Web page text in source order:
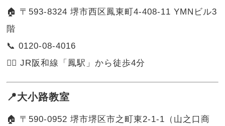
🏠 〒593-8324 堺市西区鳳東町4-408-11 YMNビル3
階
📞 0120-08-4016
🚶‍♀️ JR阪和線「鳳駅」から徒歩4分
📍大小路教室
🏠 〒590-0952 堺市堺区市之町東2-1-1（山之口商